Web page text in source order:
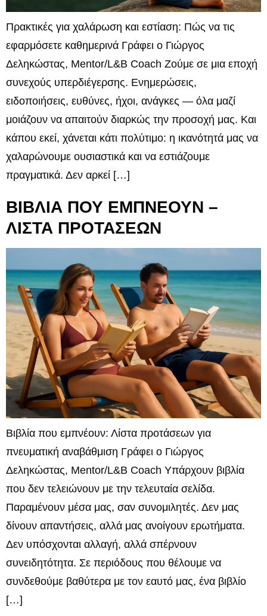
Πρακτικές για χαλάρωση και εστίαση: Πώς να τις
εφαρμόσετε καθημερινά Γράφει ο Γιώργος
Δεληκώστας, Mentor/L&B Coach Ζούμε σε μια εποχή
συνεχούς υπερδιέγερσης. Ενημερώσεις,
ειδοποιήσεις, ευθύνες, ήχοι, ανάγκες — όλα μαζί
μοιάζουν να απαιτούν διαρκώς την προσοχή μας. Και
κάπου εκεί, χάνεται κάτι πολύτιμο: η ικανότητά μας να
χαλαρώνουμε ουσιαστικά και να εστιάζουμε
πραγματικά. Δεν αρκεί […]
ΒΙΒΛΙΑ ΠΟΥ ΕΜΠΝΕΟΥΝ –
ΛΙΣΤΑ ΠΡΟΤΑΣΕΩΝ
Βιβλία που εμπνέουν: Λίστα προτάσεων για
πνευματική αναβάθμιση Γράφει ο Γιώργος
Δεληκώστας, Mentor/L&B Coach Υπάρχουν βιβλία
που δεν τελειώνουν με την τελευταία σελίδα.
Παραμένουν μέσα μας, σαν συνομιλητές. Δεν μας
δίνουν απαντήσεις, αλλά μας ανοίγουν ερωτήματα.
Δεν υπόσχονται αλλαγή, αλλά σπέρνουν
συνειδητότητα. Σε περιόδους που θέλουμε να
συνδεθούμε βαθύτερα με τον εαυτό μας, ένα βιβλίο
[…]